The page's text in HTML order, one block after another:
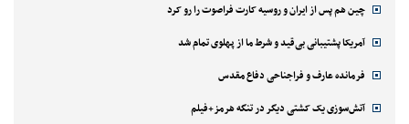
چین هم پس از ایران و روسیه کارت فراصوت را رو کرد
آمریکا پشتیبانی بی‌قید و شرط ما از پهلوی تمام شد
فرمانده عارف و فراجناحی دفاع مقدس
آتش‌سوزی یک کشتی دیگر در تنگه هرمز+فیلم